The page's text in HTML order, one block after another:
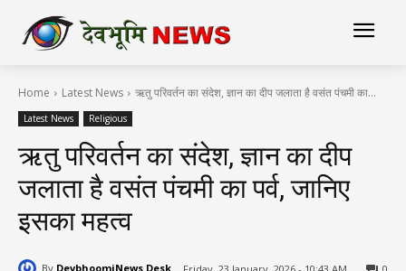
Home Latest News ऋतु परिवर्तन का संदेश, ज्ञान का दीप जलाता है वसंत पंचमी का...
Latest News Religious
ऋतु परिवर्तन का संदेश, ज्ञान का दीप
जलाता है वसंत पंचमी का पर्व, जानिए
इसका महत्व
By DevbhoomiNews Desk